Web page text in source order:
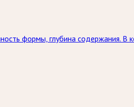
формы, глубина содержания.